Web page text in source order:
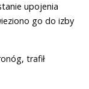
upojenia
go do izby
trafił